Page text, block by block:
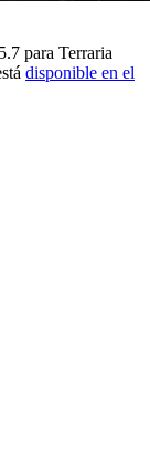
para Terraria
disponible en el